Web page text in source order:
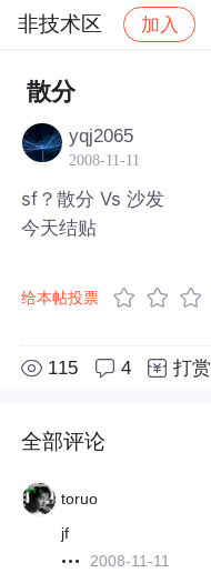
非技术区 加入
社区
散分
yqj2065
2008-11-11
sf？散分 Vs 沙发
今天结贴
给本帖投票
115 4 打赏
全部评论
toruo
jf
2008-11-11